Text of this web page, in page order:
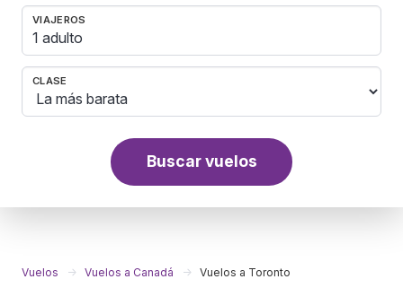
VIAJEROS
1 adulto
CLASE
Buscar vuelos
Vuelos Vuelos a Canadá Vuelos a Toronto